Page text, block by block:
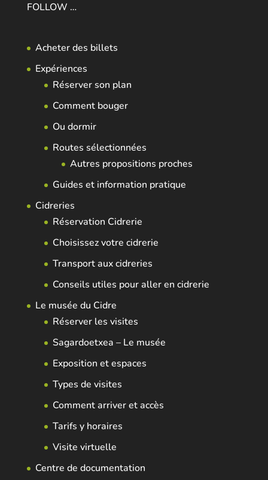
FOLLOW …
Acheter des billets
Expériences
Réserver son plan
Comment bouger
Ou dormir
Routes sélectionnées
Autres propositions proches
Guides et information pratique
Cidreries
Réservation Cidrerie
Choisissez votre cidrerie
Transport aux cidreries
Conseils utiles pour aller en cidrerie
Le musée du Cidre
Réserver les visites
Sagardoetxea – Le musée
Exposition et espaces
Types de visites
Comment arriver et accès
Tarifs y horaires
Visite virtuelle
Centre de documentation